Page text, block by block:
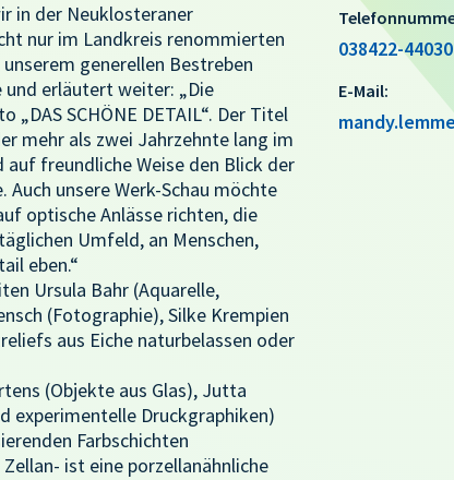
in der Neuklosteraner
nur im Landkreis renommierten
generellen Bestreben
und erläutert weiter: „Die
SCHÖNE DETAIL“. Der Titel
mehr als zwei Jahrzehnte lang im
freundliche Weise den Blick der
unsere Werk-Schau möchte
optische Anlässe richten, die
Umfeld, an Menschen,
eben.“
Ursula Bahr (Aquarelle,
(Fotographie), Silke Krempien
aus Eiche naturbelassen oder
(Objekte aus Glas), Jutta
experimentelle Druckgraphiken)
Farbschichten
ist eine porzellanähnliche
038422-44030
E-Mail: